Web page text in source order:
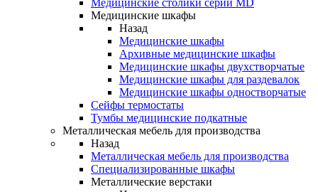
Медицинские столики серии MD
Медицинские шкафы
Назад
Медицинские шкафы
Архивные медицинские шкафы
Медицинские шкафы двухстворчатые
Медицинские шкафы для раздевалок
Медицинские шкафы одностворчатые
Сейфы термостаты
Тумбы медицинские подкатные
Металлическая мебель для производства
Назад
Металлическая мебель для производства
Cпециализированные шкафы
Металлические верстаки